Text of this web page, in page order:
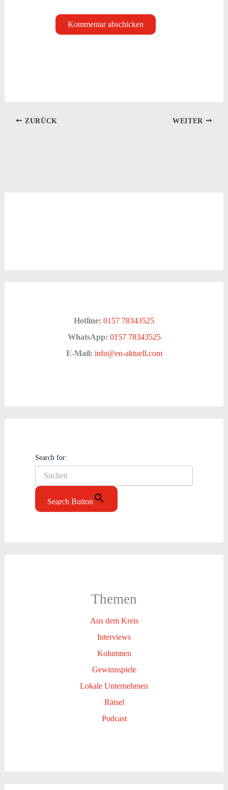
ZURÜCK WEITER
Hotline: 0157 78343525
WhatsApp: 0157 78343525
E-Mail: info@en-aktuell.com
Search for:
Search Button
Themen
Aus dem Kreis
Interviews
Kolumnen
Gewinnspiele
Lokale Unternehmen
Rätsel
Podcast